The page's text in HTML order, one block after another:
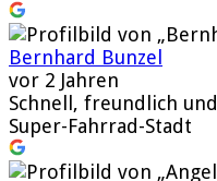
Bernhard Bunzel
vor 2 Jahren
Schnell, freundlich
Super-Fahrrad-Stadt